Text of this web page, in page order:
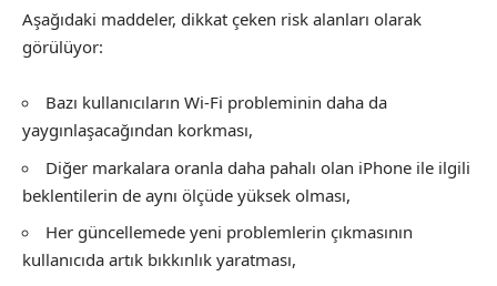
Aşağıdaki maddeler, dikkat çeken risk alanları olarak
görülüyor:
Bazı kullanıcıların Wi-Fi probleminin daha da
yaygınlaşacağından korkması,
Diğer markalara oranla daha pahalı olan iPhone ile ilgili
beklentilerin de aynı ölçüde yüksek olması,
Her güncellemede yeni problemlerin çıkmasının
kullanıcıda artık bıkkınlık yaratması,